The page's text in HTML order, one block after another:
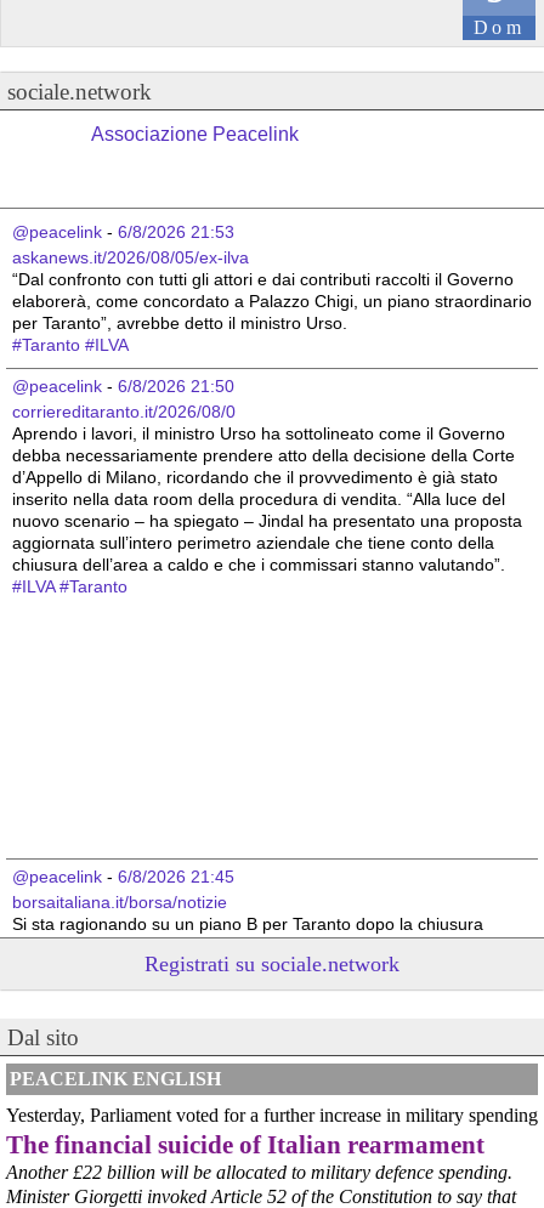
Dom
sociale.network
Associazione Peacelink
@peacelink - 6/8/2026 21:53
askanews.it/2026/08/05/ex-ilva
“Dal confronto con tutti gli attori e dai contributi raccolti il Governo
elaborerà, come concordato a Palazzo Chigi, un piano straordinario
per Taranto”, avrebbe detto il ministro Urso.
#Taranto #ILVA
@peacelink - 6/8/2026 21:50
corriereditaranto.it/2026/08/0
Aprendo i lavori, il ministro Urso ha sottolineato come il Governo
debba necessariamente prendere atto della decisione della Corte
d’Appello di Milano, ricordando che il provvedimento è già stato
inserito nella data room della procedura di vendita. “Alla luce del
nuovo scenario – ha spiegato – Jindal ha presentato una proposta
aggiornata sull’intero perimetro aziendale che tiene conto della
chiusura dell’area a caldo e che i commissari stanno valutando”.
#ILVA #Taranto
@peacelink - 6/8/2026 21:45
borsaitaliana.it/borsa/notizie
Si sta ragionando su un piano B per Taranto dopo la chiusura
cronachetarantine.it/index.php
il Governo ha manifestato l’intenzione di predisporre un
provvedimento straordinario per attenuare le conseguenze
economiche e sociali della prevista fermata dell’area a caldo e ha
chiesto alle rappresentanze del territorio di formulare proposte
concrete per definirne i contenuti. Casartigiani valuta positivamente
questa disponibilità.
#ILVA Taranto
Registrati su sociale.network
Dal sito
PEACELINK ENGLISH
Yesterday, Parliament voted for a further increase in military spending
The financial suicide of Italian rearmament
Another £22 billion will be allocated to military defence spending.
Minister Giorgetti invoked Article 52 of the Constitution to say that